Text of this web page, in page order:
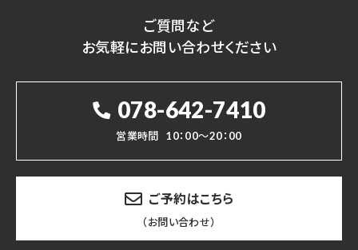
ご質問など
お気軽にお問い合わせください
078-642-7410
営業時間 10：00～20：00
ご予約はこちら
（お問い合わせ）